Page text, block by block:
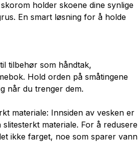
holder skoene dine synlige
En smart løsning for å holde
tilbehør som håndtak,
Hold orden på småtingene
når du trenger dem.
materiale: Innsiden av vesken er
materiale. For å redusere
ikke farget, noe som sparer vann